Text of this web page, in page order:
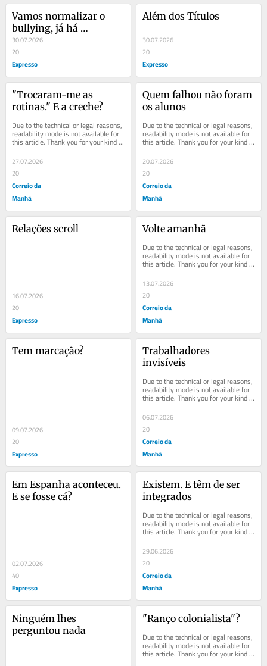
Vamos normalizar o
bullying, já há
demasiadas gordas a
acharem-se
importantes
30.07.2026
20
Expresso
Além dos Títulos
30.07.2026
20
Expresso
"Trocaram-me as
rotinas." E a creche?
Due to the technical or legal reasons,
readability mode is not available for
this article. Thank you for your kind
27.07.2026
20
Correio da
Manhã
Quem falhou não foram
os alunos
Due to the technical or legal reasons,
readability mode is not available for
this article. Thank you for your kind
20.07.2026
20
Correio da
Manhã
Relações scroll
16.07.2026
20
Expresso
Volte amanhã
Due to the technical or legal reasons,
readability mode is not available for
this article. Thank you for your kind
13.07.2026
20
Correio da
Manhã
Tem marcação?
09.07.2026
20
Expresso
Trabalhadores
invisíveis
Due to the technical or legal reasons,
readability mode is not available for
this article. Thank you for your kind
06.07.2026
20
Correio da
Manhã
Em Espanha aconteceu.
E se fosse cá?
02.07.2026
40
Expresso
Existem. E têm de ser
integrados
Due to the technical or legal reasons,
readability mode is not available for
this article. Thank you for your kind
29.06.2026
20
Correio da
Manhã
Ninguém lhes
perguntou nada
"Ranço colonialista"?
Due to the technical or legal reasons,
readability mode is not available for
this article. Thank you for your kind